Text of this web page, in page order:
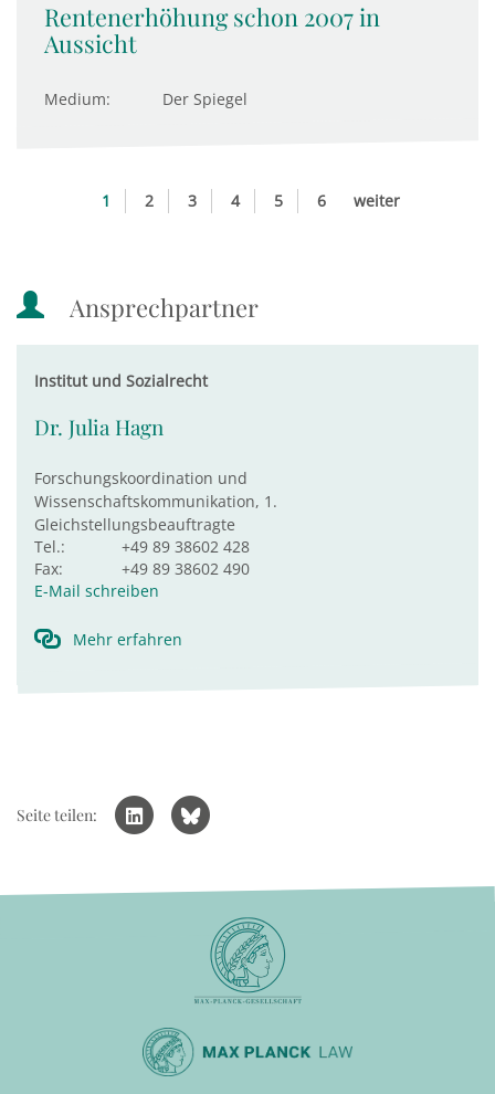
Rentenerhöhung schon 2007 in
Aussicht
Medium: Der Spiegel
1 2 3 4 5 6 weiter
Ansprechpartner
Institut und Sozialrecht
Dr. Julia Hagn
Forschungskoordination und
Wissenschaftskommunikation, 1.
Gleichstellungsbeauftragte
Tel.:
+49 89 38602 428
Fax:
+49 89 38602 490
E-Mail schreiben
Mehr erfahren
Seite teilen: